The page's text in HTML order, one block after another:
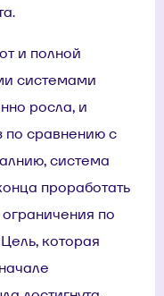
и полной
системами
росла, и
по сравнению с
система
проработать
ограничения по
которая